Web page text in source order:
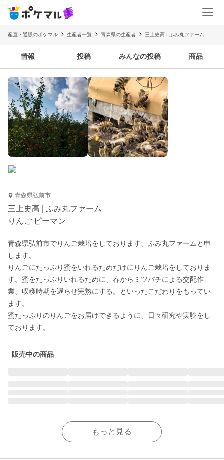
産直・通販のポケマル 生産者一覧 青森県の生産者 三上史高 | ふみ丸ファーム
情報 投稿 みんなの投稿 商品
青森県弘前市
三上史高 | ふみ丸ファーム
りんご ピーマン
青森県弘前市でりんご栽培をしております、ふみ丸ファームと申
します。
りんごにたっぷり蜜をいれるためだけにりんご栽培をしておりま
す。蜜をたっぷりいれるために、春からミツバチによる交配作
業、収穫時期を遅らせ完熟にする。といったこだわりをもってい
ます。
蜜たっぷりのりんごをお届けできるように、日々研究や実験をし
ております。
販売中の商品
もっと見る